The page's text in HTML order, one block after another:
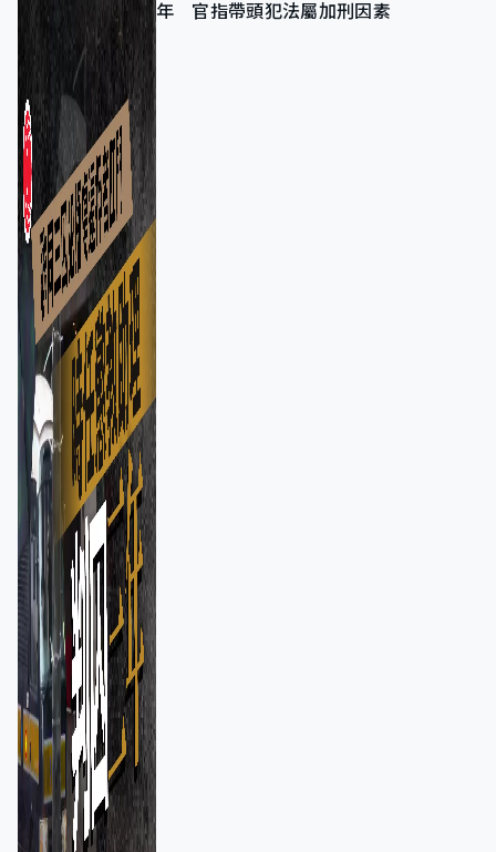
年 官指帶頭犯法屬加刑因素